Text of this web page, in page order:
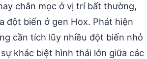
chân mọc ở vị trí bất thường,
đột biến ở gen Hox. Phát hiện
cần tích lũy nhiều đột biến nhỏ
khác biệt hình thái lớn giữa các